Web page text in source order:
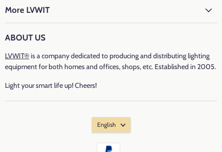
Incandescent Equivalente
Voltage: 220-240 volts
Características LED producto: Eficiente Energía, Brillante, Bajo
Consumo
CRI: ＞80
Número de Items: 2&4 Unidades
Facebook
Twitter
More LVWIT
ABOUT US
LVWIT®is a company dedicated to producing and distributing lighting
equipment for both homes and offices, shops, etc. Established in 2005.
Light your smart life up! Cheers!
English